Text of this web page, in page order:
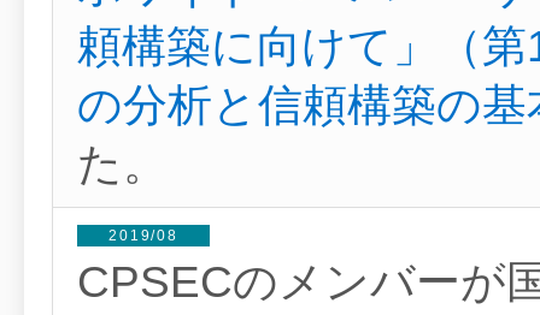
頼構築に向けて」（
の分析と信頼構築の
た。
2019/08
CPSECのメンバーが